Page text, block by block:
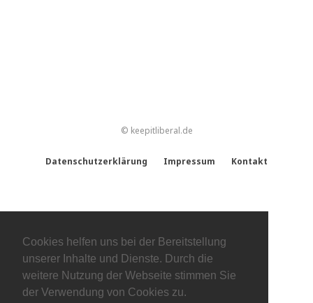
Cookies helfen uns bei der Bereitstellung
unserer Inhalte und Dienste. Durch die
weitere Nutzung der Webseite stimmen Sie
der Verwendung von Cookies zu.
© keepitliberal.de
Datenschutzerklärung Impressum Kontakt